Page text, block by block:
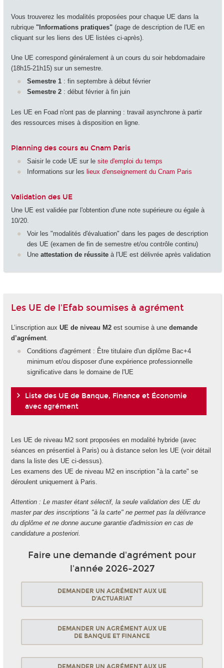
Vous trouverez les modalités proposées pour chaque UE dans la
rubrique "Informations pratiques"(page de description de l'UE en
cliquant sur les liens des UE listées ci-après).
Une UE correspond généralement à un cours du soir hebdomadaire
(18h15-21h15) sur un semestre.
Semestre 1 : fin septembre à début février
Semestre 2 : début février à fin juin
Les UE en Foad n'ont pas de planning : travail asynchrone à partir
des ressources mises à disposition en ligne.
Planning des cours au Cnam Paris
Saisir le code UE sur le site d'emploi du temps
Informations sur les lieux d'enseignement du Cnam Paris
Validation des UE
Une UE est validée par l'obtention d'une note supérieure ou égale à
10/20.
Voir les "modalités d'évaluation" dans les pages de description
des UE (examen de fin de semestre et/ou contrôle continu)
Une attestation de réussite à l'UE est délivrée après validation
Les UE de l'Efab soumises à agrément
L’inscription aux UE de niveau M2est soumise à une demande
d’agrément.
Conditions d'agrément : Être titulaire d'un diplôme Bac+4
minimum et/ou disposer d'une expérience professionnelle
significative dans le domaine de l'UE
Liste des UE de Banque, Finance et Économie
avec agrément
Les UE de niveau M2 sont proposées en modalité hybride (avec
séances en présentiel à Paris) ou à distance selon les UE (voir détail
dans la liste des UE ci-dessus).
Les examens des UE de niveau M2 en inscription "à la carte" se
déroulent uniquement à Paris.
Attention : Le master étant sélectif, la seule validation des UE du
master par des inscriptions "à la carte" ne permet pas la délivrance
du diplôme et ne donne aucune garantie d'admission en cas de
candidature a posteriori.
Faire une demande d'agrément pour
l'année 2026-2027
DEMANDER UN AGRÉMENT AUX UE
D'ACTUARIAT
DEMANDER UN AGRÉMENT AUX UE
DE BANQUE ET FINANCE
DEMANDER UN AGRÉMENT AUX UE